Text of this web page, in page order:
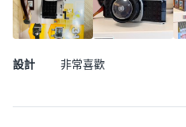
設計 非常喜歡